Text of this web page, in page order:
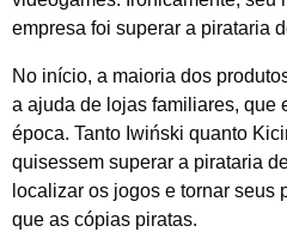
empresa foi superar a pirataria
No início, a maioria dos
a ajuda de lojas familiares, que
época. Tanto Iwiński quanto
quisessem superar a pirataria
localizar os jogos e tornar seus
que as cópias piratas.